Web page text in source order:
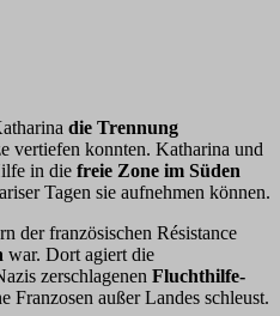
die Trennung
vertiefen konnten. Katharina und
in die freie Zone im Süden
Tagen sie aufnehmen können.
der französischen Résistance
war. Dort agiert die
zerschlagenen Fluchthilfe-
Franzosen außer Landes schleust.